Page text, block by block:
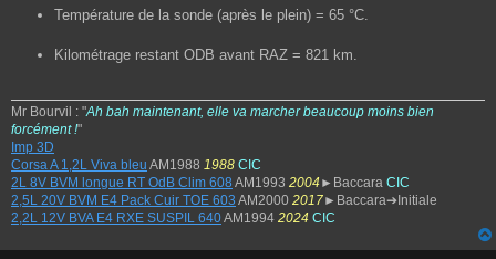
Température de la sonde (après le plein) = 65 °C.
Kilométrage restant ODB avant RAZ = 821 km.
Mr Bourvil : "Ah bah maintenant, elle va marcher beaucoup moins bien
forcément !"
Imp 3D
Corsa A 1,2L Viva bleu AM1988 1988 CIC
2L 8V BVM longue RT OdB Clim 608 AM1993 2004 ►Baccara CIC
2,5L 20V BVM E4 Pack Cuir TOE 603 AM2000 2017►Baccara➔Initiale
2,2L 12V BVA E4 RXE SUSPIL 640AM1994 2024 CIC